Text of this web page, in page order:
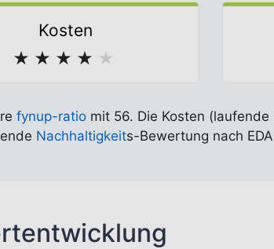
Kosten
★ ★ ★ ★ ★
fynup-ratio mit 56. Die Kosten
Nachhaltigkeits-Bewertung nach